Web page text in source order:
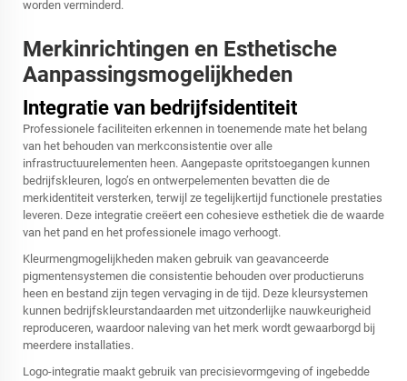
worden verminderd.
Merkinrichtingen en Esthetische
Aanpassingsmogelijkheden
Integratie van bedrijfsidentiteit
Professionele faciliteiten erkennen in toenemende mate het belang
van het behouden van merkconsistentie over alle
infrastructuurelementen heen. Aangepaste opritstoegangen kunnen
bedrijfskleuren, logo’s en ontwerpelementen bevatten die de
merkidentiteit versterken, terwijl ze tegelijkertijd functionele prestaties
leveren. Deze integratie creëert een cohesieve esthetiek die de waarde
van het pand en het professionele imago verhoogt.
Kleurmengmogelijkheden maken gebruik van geavanceerde
pigmentensystemen die consistentie behouden over productieruns
heen en bestand zijn tegen vervaging in de tijd. Deze kleursystemen
kunnen bedrijfskleurstandaarden met uitzonderlijke nauwkeurigheid
reproduceren, waardoor naleving van het merk wordt gewaarborgd bij
meerdere installaties.
Logo-integratie maakt gebruik van precisievormgeving of ingebedde